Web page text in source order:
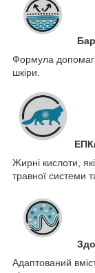
Формула
шкіри.
Жирні кислоти,
травної системи
Адаптований